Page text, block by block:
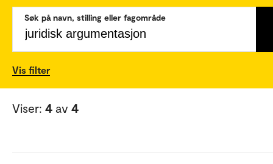
Søk på navn, stilling eller fagområde
Vis filter
Viser: 4 av 4